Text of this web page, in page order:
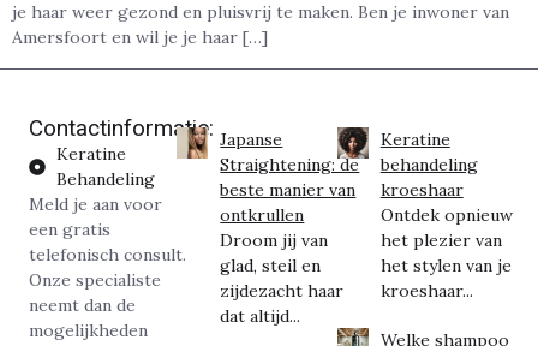
je haar weer gezond en pluisvrij te maken. Ben je inwoner van
Amersfoort en wil je je haar […]
Contactinformatie:
Keratine
Behandeling
Meld je aan voor
een gratis
telefonisch consult.
Onze specialiste
neemt dan de
mogelijkheden
Japanse
Straightening: de
beste manier van
ontkrullen
Droom jij van
glad, steil en
zijdezacht haar
dat altijd...
Keratine
behandeling
kroeshaar
Ontdek opnieuw
het plezier van
het stylen van je
kroeshaar...
Welke shampoo